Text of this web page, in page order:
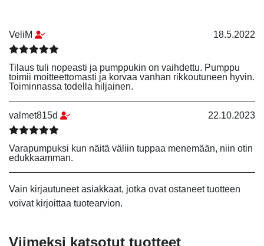
Arvostelu tuotteesta:
VeliM 18.5.2022
Tilaus tuli nopeasti ja pumppukin on vaihdettu. Pumppu
toimii moitteettomasti ja korvaa vanhan rikkoutuneen hyvin.
Toiminnassa todella hiljainen.
Arvostelu tuotteesta:4/ 5
valmet815d 22.10.2023
Varapumpuksi kun näitä väliin tuppaa menemään, niin otin
edukkaamman.
Vain kirjautuneet asiakkaat, jotka ovat ostaneet tuotteen
voivat kirjoittaa tuotearvion.
Viimeksi katsotut tuotteet